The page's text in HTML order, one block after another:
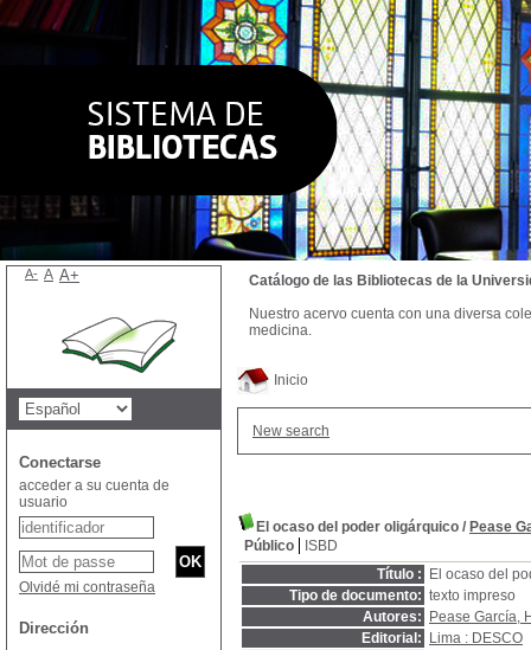
Inicio
New search
El ocaso del poder oligárquico / Pease
Público
ISBD
Título :
El ocaso del
Tipo de documento: texto impreso
Autores:
Pease García,
Editorial:
Lima : DESCO
Catálogo de las Bibliotecas de la
Nuestro acervo cuenta con una diversa
medicina.
A- A A+
Conectarse
acceder a su cuenta de
usuario
Olvidé mi contraseña
Dirección